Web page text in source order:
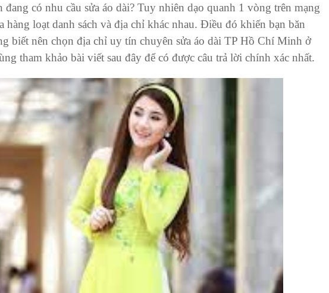
đang có nhu cầu sửa áo dài? Tuy nhiên dạo quanh 1 vòng trên mạng
hàng loạt danh sách và địa chỉ khác nhau. Điều đó khiến bạn băn
biết nên chọn địa chỉ uy tín chuyên sửa áo dài TP Hồ Chí Minh ở
tham khảo bài viết sau đây để có được câu trả lời chính xác nhất.